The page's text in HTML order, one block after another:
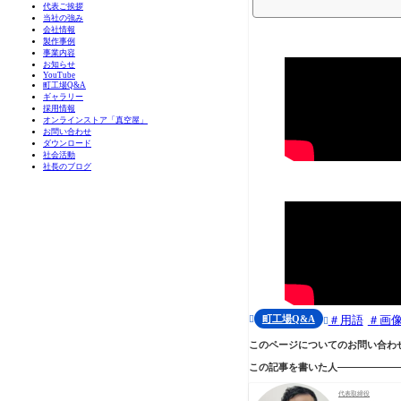
代表ご挨拶
当社の強み
会社情報
製作事例
事業内容
お知らせ
YouTube
町工場Q&A
ギャラリー
採用情報
オンラインストア「真空屋」
お問い合わせ
ダウンロード
社会活動
社長のブログ
 町工場Q&A  用語 画
このページについてのお問い合わ
この記事を書いた人
代表取締役